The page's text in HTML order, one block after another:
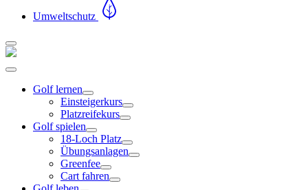
Umweltschutz
Golf lernen
Einsteigerkurs
Platzreifekurs
Golf spielen
18-Loch Platz
Übungsanlagen
Greenfee
Cart fahren